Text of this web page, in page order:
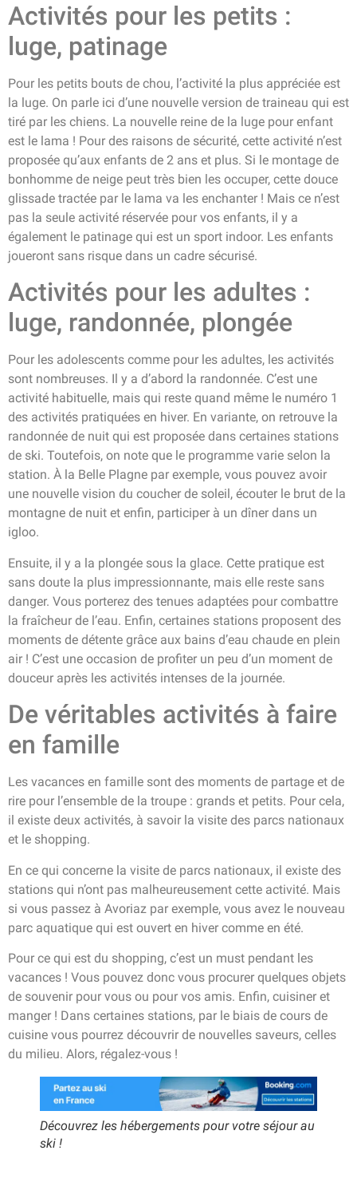
Activités pour les petits :
luge, patinage
Pour les petits bouts de chou, l’activité la plus appréciée est
la luge. On parle ici d’une nouvelle version de traineau qui est
tiré par les chiens. La nouvelle reine de la luge pour enfant
est le lama ! Pour des raisons de sécurité, cette activité n’est
proposée qu’aux enfants de 2 ans et plus. Si le montage de
bonhomme de neige peut très bien les occuper, cette douce
glissade tractée par le lama va les enchanter ! Mais ce n’est
pas la seule activité réservée pour vos enfants, il y a
également le patinage qui est un sport indoor. Les enfants
joueront sans risque dans un cadre sécurisé.
Activités pour les adultes :
luge, randonnée, plongée
Pour les adolescents comme pour les adultes, les activités
sont nombreuses. Il y a d’abord la randonnée. C’est une
activité habituelle, mais qui reste quand même le numéro 1
des activités pratiquées en hiver. En variante, on retrouve la
randonnée de nuit qui est proposée dans certaines stations
de ski. Toutefois, on note que le programme varie selon la
station. À la Belle Plagne par exemple, vous pouvez avoir
une nouvelle vision du coucher de soleil, écouter le brut de la
montagne de nuit et enfin, participer à un dîner dans un
igloo.
Ensuite, il y a la plongée sous la glace. Cette pratique est
sans doute la plus impressionnante, mais elle reste sans
danger. Vous porterez des tenues adaptées pour combattre
la fraîcheur de l’eau. Enfin, certaines stations proposent des
moments de détente grâce aux bains d’eau chaude en plein
air ! C’est une occasion de profiter un peu d’un moment de
douceur après les activités intenses de la journée.
De véritables activités à faire
en famille
Les vacances en famille sont des moments de partage et de
rire pour l’ensemble de la troupe : grands et petits. Pour cela,
il existe deux activités, à savoir la visite des parcs nationaux
et le shopping.
En ce qui concerne la visite de parcs nationaux, il existe des
stations qui n’ont pas malheureusement cette activité. Mais
si vous passez à Avoriaz par exemple, vous avez le nouveau
parc aquatique qui est ouvert en hiver comme en été.
Pour ce qui est du shopping, c’est un must pendant les
vacances ! Vous pouvez donc vous procurer quelques objets
de souvenir pour vous ou pour vos amis. Enfin, cuisiner et
manger ! Dans certaines stations, par le biais de cours de
cuisine vous pourrez découvrir de nouvelles saveurs, celles
du milieu. Alors, régalez-vous !
Découvrez les hébergements pour votre séjour au
ski !